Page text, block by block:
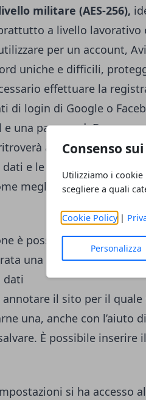
Consenso
Utilizziamo i
scegliere a quali
Cookie Policy|
Personalizza
militare (AES-256),
a livello lavorativo
per un account,
uniche e difficili,
effettuare la
di login di Google o
e una password. Dopo
all’interno della
e le impostazioni,
meglio si preferisce.
è possibile aggiungere
una schermata
il sito per il
una, anche con l’aiuto
È possibile inserire
si ha accesso